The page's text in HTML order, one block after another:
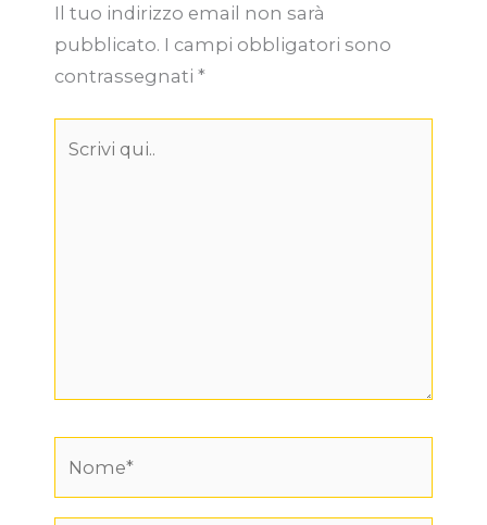
Il tuo indirizzo email non sarà
pubblicato. I campi obbligatori sono
contrassegnati *